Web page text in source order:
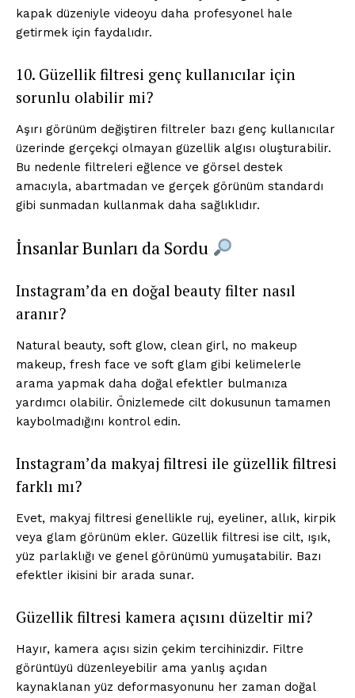
kapak düzeniyle videoyu daha profesyonel hale
getirmek için faydalıdır.
10. Güzellik filtresi genç kullanıcılar için
sorunlu olabilir mi?
Aşırı görünüm değiştiren filtreler bazı genç kullanıcılar
üzerinde gerçekçi olmayan güzellik algısı oluşturabilir.
Bu nedenle filtreleri eğlence ve görsel destek
amacıyla, abartmadan ve gerçek görünüm standardı
gibi sunmadan kullanmak daha sağlıklıdır.
İnsanlar Bunları da Sordu
Instagram’da en doğal beauty filter nasıl
aranır?
Natural beauty, soft glow, clean girl, no makeup
makeup, fresh face ve soft glam gibi kelimelerle
arama yapmak daha doğal efektler bulmanıza
yardımcı olabilir. Önizlemede cilt dokusunun tamamen
kaybolmadığını kontrol edin.
Instagram’da makyaj filtresi ile güzellik filtresi
farklı mı?
Evet, makyaj filtresi genellikle ruj, eyeliner, allık, kirpik
veya glam görünüm ekler. Güzellik filtresi ise cilt, ışık,
yüz parlaklığı ve genel görünümü yumuşatabilir. Bazı
efektler ikisini bir arada sunar.
Güzellik filtresi kamera açısını düzeltir mi?
Hayır, kamera açısı sizin çekim tercihinizdir. Filtre
görüntüyü düzenleyebilir ama yanlış açıdan
kaynaklanan yüz deformasyonunu her zaman doğal